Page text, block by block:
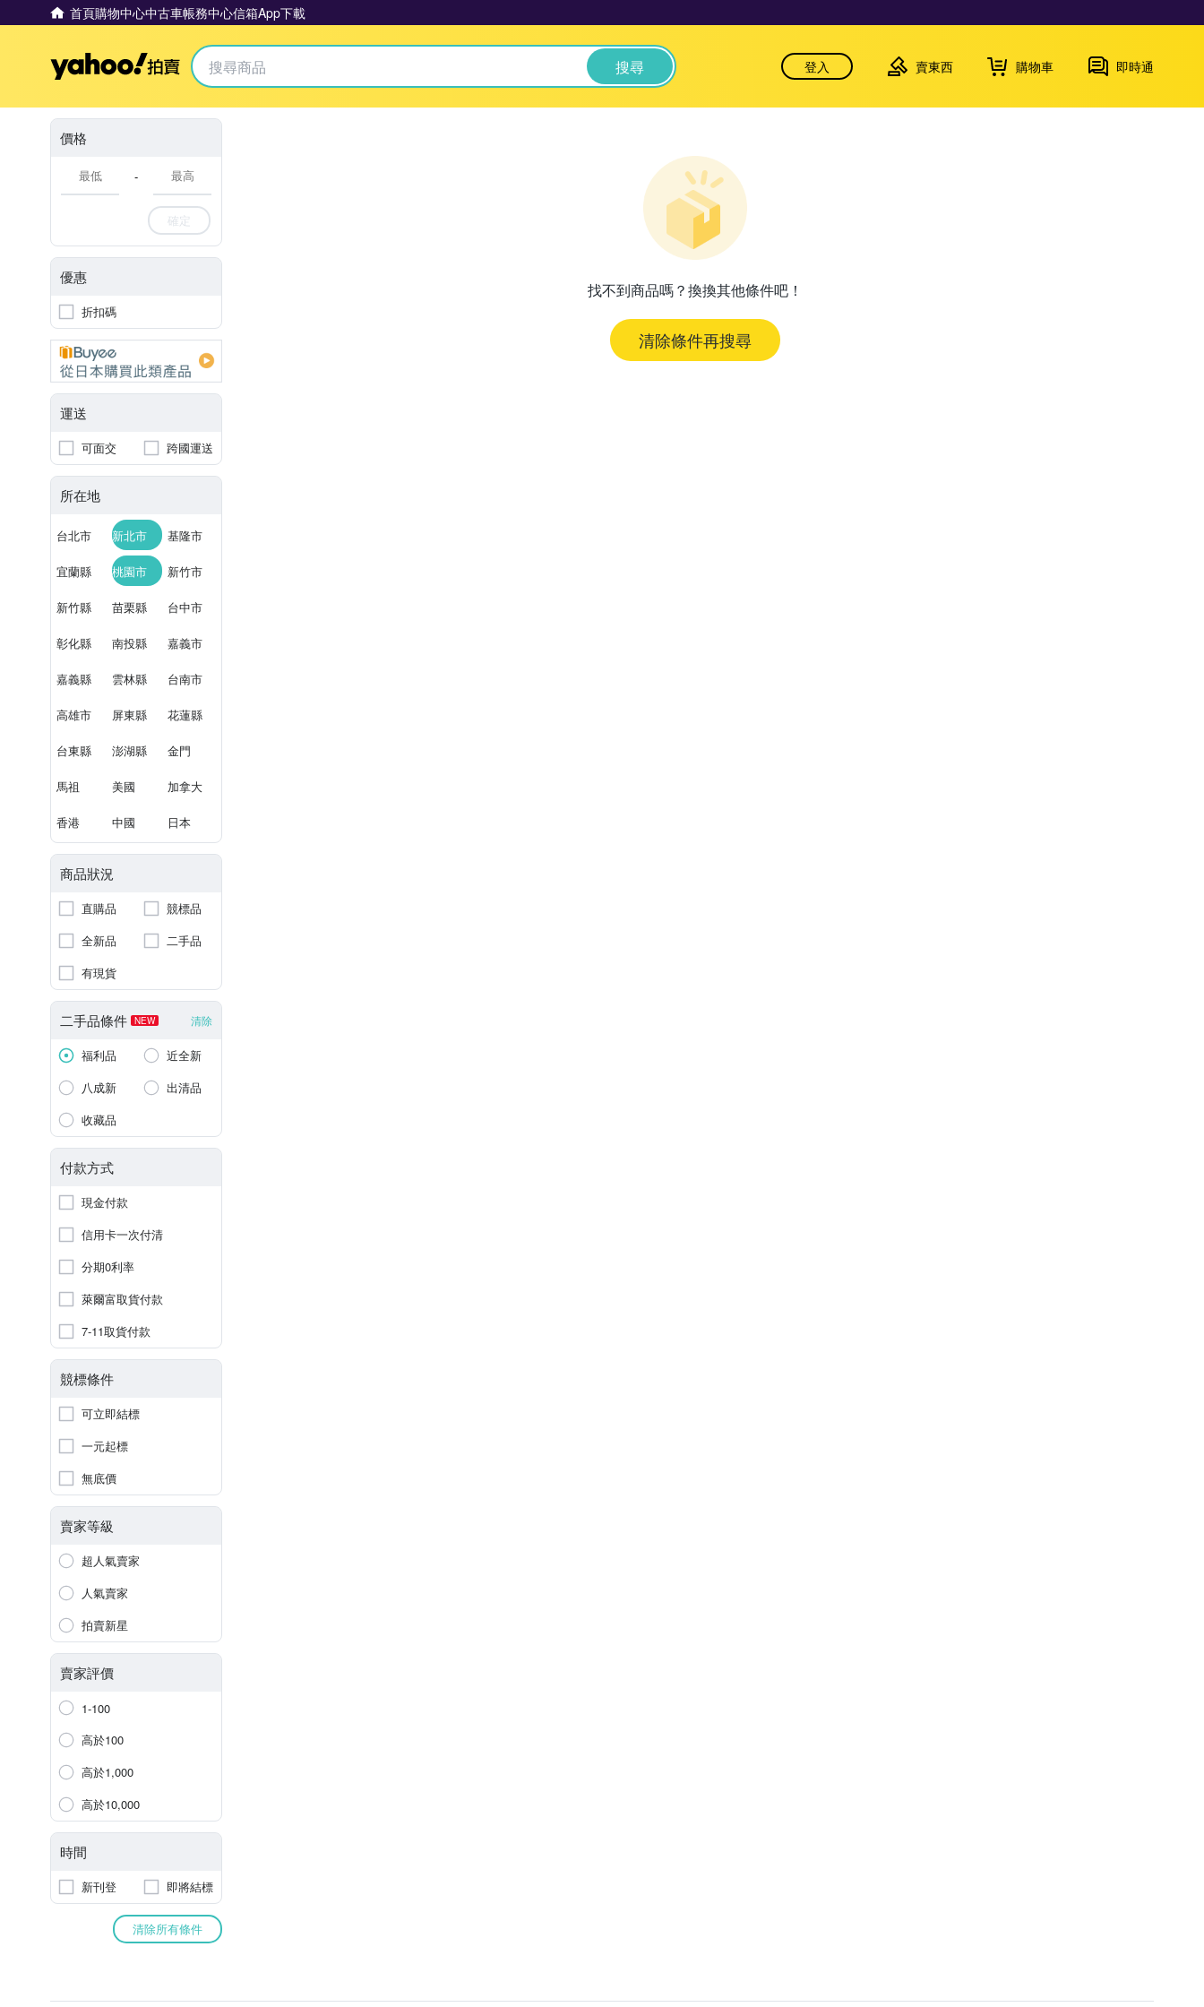
首頁購物中心中古車帳務中心信箱App下載
Yahoo拍賣 搜尋 登入 賣東西 購物車 即時通
價格
-
確定
優惠
折扣碼
運送
可面交 跨國運送
所在地
台北市 新北市 基隆市
宜蘭縣 桃園市 新竹市
新竹縣 苗栗縣 台中市
彰化縣 南投縣 嘉義市
嘉義縣 雲林縣 台南市
高雄市 屏東縣 花蓮縣
台東縣 澎湖縣 金門
馬祖 美國 加拿大
香港 中國 日本
商品狀況
直購品
競標品
全新品
二手品
有現貨
二手品條件 NEW 清除
福利品
近全新
八成新
出清品
收藏品
付款方式
現金付款
信用卡一次付清
分期0利率
萊爾富取貨付款
7-11取貨付款
競標條件
可立即結標
一元起標
無底價
賣家等級
超人氣賣家
人氣賣家
拍賣新星
賣家評價
1-100
高於100
高於1,000
高於10,000
時間
新刊登 即將結標
清除所有條件
找不到商品嗎？換換其他條件吧！
清除條件再搜尋